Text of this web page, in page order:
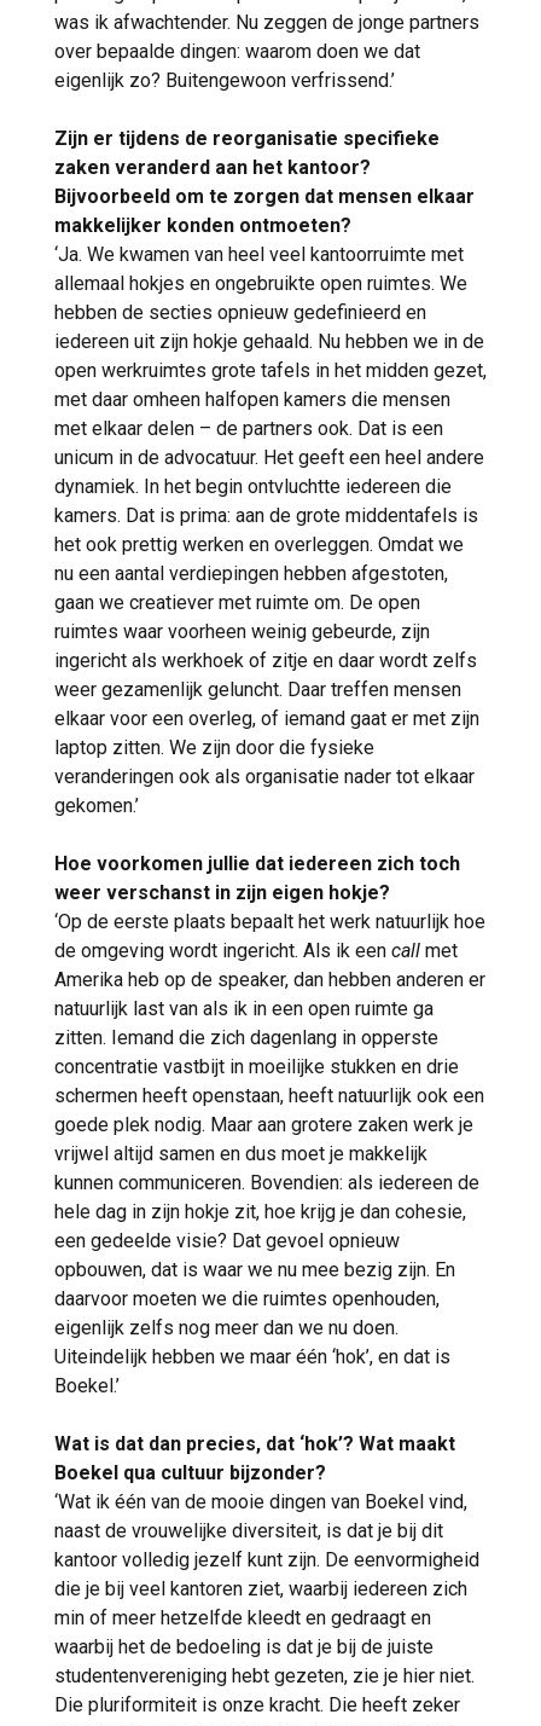
was ik afwachtender. Nu zeggen de jonge partners
over bepaalde dingen: waarom doen we dat
eigenlijk zo? Buitengewoon verfrissend.’
Zijn er tijdens de reorganisatie specifieke
zaken veranderd aan het kantoor?
Bijvoorbeeld om te zorgen dat mensen elkaar
makkelijker konden ontmoeten?
‘Ja. We kwamen van heel veel kantoorruimte met
allemaal hokjes en ongebruikte open ruimtes. We
hebben de secties opnieuw gedefinieerd en
iedereen uit zijn hokje gehaald. Nu hebben we in de
open werkruimtes grote tafels in het midden gezet,
met daar omheen halfopen kamers die mensen
met elkaar delen – de partners ook. Dat is een
unicum in de advocatuur. Het geeft een heel andere
dynamiek. In het begin ontvluchtte iedereen die
kamers. Dat is prima: aan de grote middentafels is
het ook prettig werken en overleggen. Omdat we
nu een aantal verdiepingen hebben afgestoten,
gaan we creatiever met ruimte om. De open
ruimtes waar voorheen weinig gebeurde, zijn
ingericht als werkhoek of zitje en daar wordt zelfs
weer gezamenlijk geluncht. Daar treffen mensen
elkaar voor een overleg, of iemand gaat er met zijn
laptop zitten. We zijn door die fysieke
veranderingen ook als organisatie nader tot elkaar
gekomen.’
Hoe voorkomen jullie dat iedereen zich toch
weer verschanst in zijn eigen hokje?
‘Op de eerste plaats bepaalt het werk natuurlijk hoe
de omgeving wordt ingericht. Als ik een call met
Amerika heb op de speaker, dan hebben anderen er
natuurlijk last van als ik in een open ruimte ga
zitten. Iemand die zich dagenlang in opperste
concentratie vastbijt in moeilijke stukken en drie
schermen heeft openstaan, heeft natuurlijk ook een
goede plek nodig. Maar aan grotere zaken werk je
vrijwel altijd samen en dus moet je makkelijk
kunnen communiceren. Bovendien: als iedereen de
hele dag in zijn hokje zit, hoe krijg je dan cohesie,
een gedeelde visie? Dat gevoel opnieuw
opbouwen, dat is waar we nu mee bezig zijn. En
daarvoor moeten we die ruimtes openhouden,
eigenlijk zelfs nog meer dan we nu doen.
Uiteindelijk hebben we maar één ‘hok’, en dat is
Boekel.’
Wat is dat dan precies, dat ‘hok’? Wat maakt
Boekel qua cultuur bijzonder?
‘Wat ik één van de mooie dingen van Boekel vind,
naast de vrouwelijke diversiteit, is dat je bij dit
kantoor volledig jezelf kunt zijn. De eenvormigheid
die je bij veel kantoren ziet, waarbij iedereen zich
min of meer hetzelfde kleedt en gedraagt en
waarbij het de bedoeling is dat je bij de juiste
studentenvereniging hebt gezeten, zie je hier niet.
Die pluriformiteit is onze kracht. Die heeft zeker